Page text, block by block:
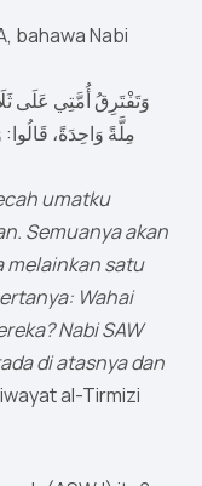
bahawa Nabi
وَتَفْتَرِقُ أُمَّتِي عَلَى
مِلَّةً وَاحِدَةً،
umatku
Semuanya akan
melainkan satu
Wahai
Nabi SAW
di atasnya dan
al-Tirmizi